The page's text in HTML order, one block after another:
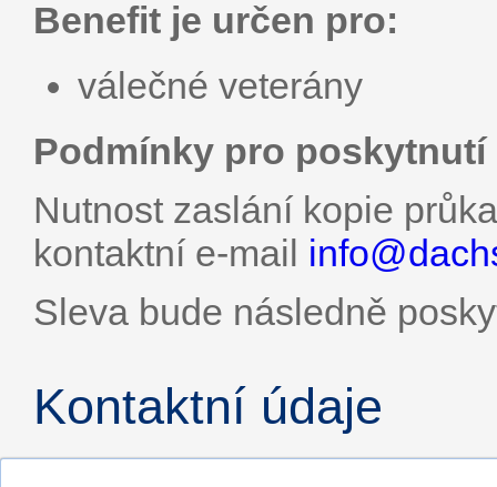
Benefit je určen pro:
válečné veterány
Podmínky pro poskytnutí
Nutnost zaslání kopie
kontaktní e-mail info@
Sleva bude následně
Kontaktní údaje